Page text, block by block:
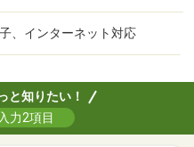
、インターネット対応
と知りたい！
力2項目